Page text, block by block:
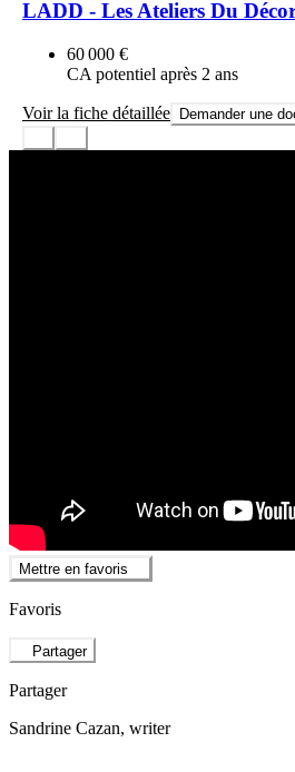
LADD - Les Ateliers Du
60 000 €
CA potentiel après 2 ans
Voir la fiche détaillée Demander une
Mettre en favoris
Favoris
Partager
Partager
Sandrine Cazan, writer